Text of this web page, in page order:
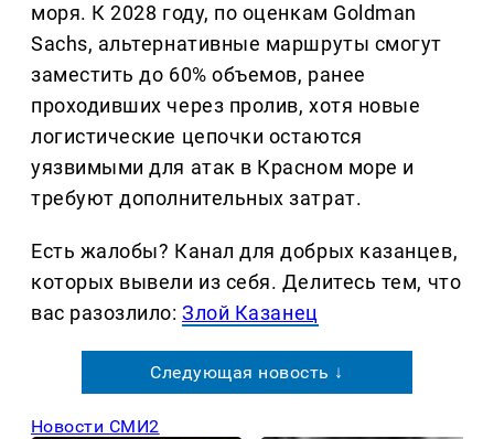
моря. К 2028 году, по оценкам Goldman
Sachs, альтернативные маршруты смогут
заместить до 60% объемов, ранее
проходивших через пролив, хотя новые
логистические цепочки остаются
уязвимыми для атак в Красном море и
требуют дополнительных затрат.
Есть жалобы? Канал для добрых казанцев,
которых вывели из себя. Делитеcь тем, что
вас разозлило:Злой Казанец
Следующая новость ↓
Новости СМИ2